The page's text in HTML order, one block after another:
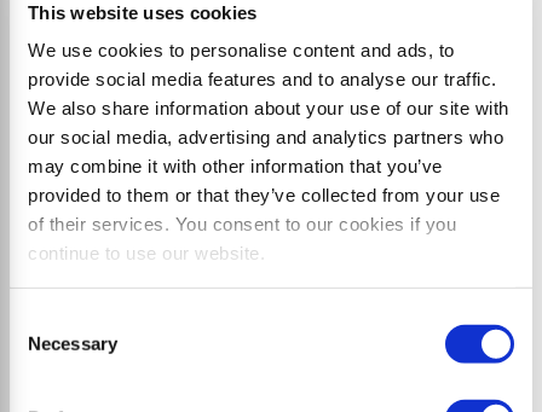
This website uses cookies
We use cookies to personalise content and ads, to
provide social media features and to analyse our traffic.
We also share information about your use of our site with
our social media, advertising and analytics partners who
may combine it with other information that you’ve
provided to them or that they’ve collected from your use
of their services. You consent to our cookies if you
continue to use our website.
Selection
NecessaryBroyeur à marteaux robuste pour chargeuses